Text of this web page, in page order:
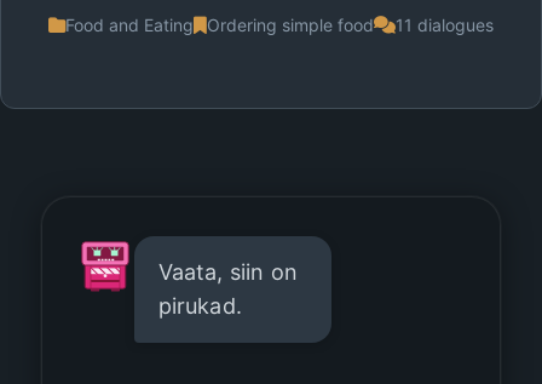
Food and Eating Ordering simple food 11 dialogues
Vaata, siin on
pirukad.